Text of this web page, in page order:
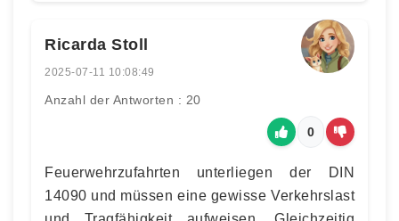
Ricarda Stoll
2025-07-11 10:08:49
Anzahl der Antworten : 20
0
Feuerwehrzufahrten unterliegen der DIN
14090 und müssen eine gewisse Verkehrslast